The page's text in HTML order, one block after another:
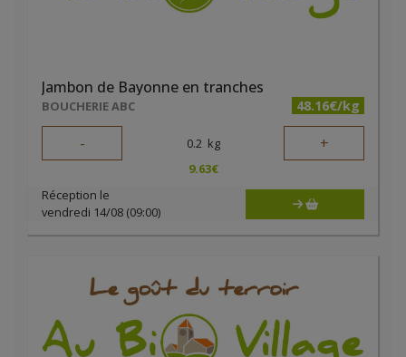
Jambon de Bayonne en tranches
BOUCHERIE ABC 48.16€/kg
- 0.2 kg +
9.63€
Réception le
vendredi 14/08 (09:00)